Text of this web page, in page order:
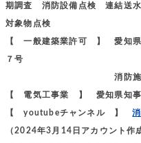
期調査 消防設備点検 連結
対象物点検
【 一般建築業許可 】 愛知
７号
消防施設工事業、
【 電気工事業 】 愛知県知
【 youtubeチャンネル 】
（2024年3月14日アカウント作